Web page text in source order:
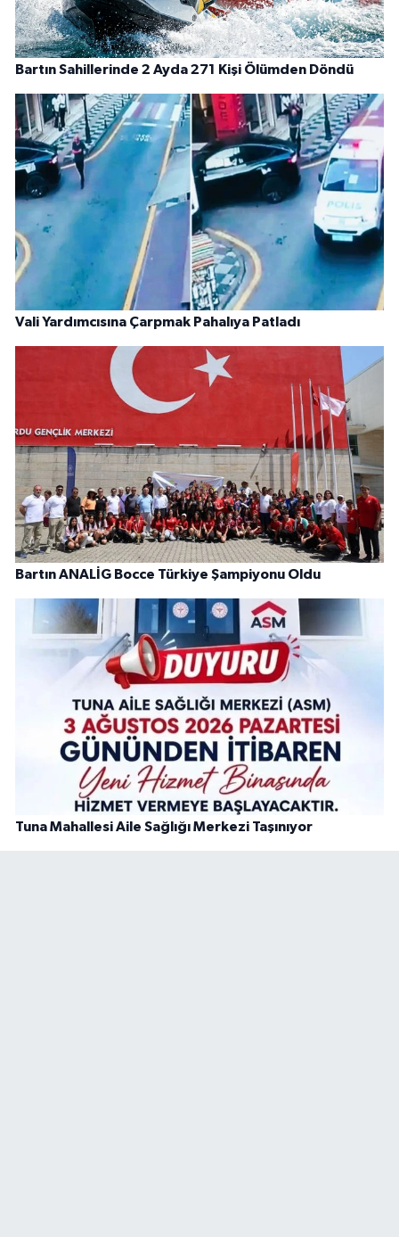
Bartın Sahillerinde 2 Ayda 271 Kişi Ölümden Döndü
Vali Yardımcısına Çarpmak Pahalıya Patladı
Bartın ANALİG Bocce Türkiye Şampiyonu Oldu
Tuna Mahallesi Aile Sağlığı Merkezi Taşınıyor